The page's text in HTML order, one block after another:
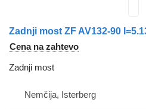
Zadnji most ZF AV132-90
Cena na zahtevo
Zadnji most
Nemčija, Isterberg